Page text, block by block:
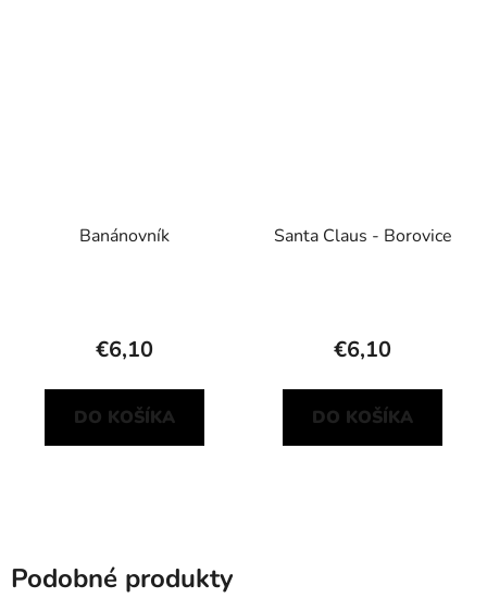
Banánovník
€6,10
DO KOŠÍKA
Santa Claus - Borovice
€6,10
DO KOŠÍKA
Podobné produkty